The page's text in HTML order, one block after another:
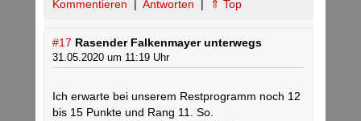
Kommentieren | Antworten | ⇑ Top
#17 Rasender Falkenmayer unterwegs
31.05.2020 um 11:19 Uhr
Ich erwarte bei unserem Restprogramm noch 12
bis 15 Punkte und Rang 11. So.